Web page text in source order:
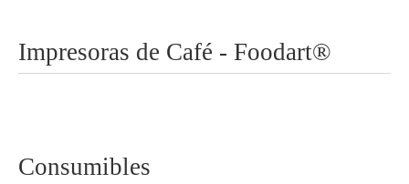
Impresoras de Café - Foodart®
Consumibles